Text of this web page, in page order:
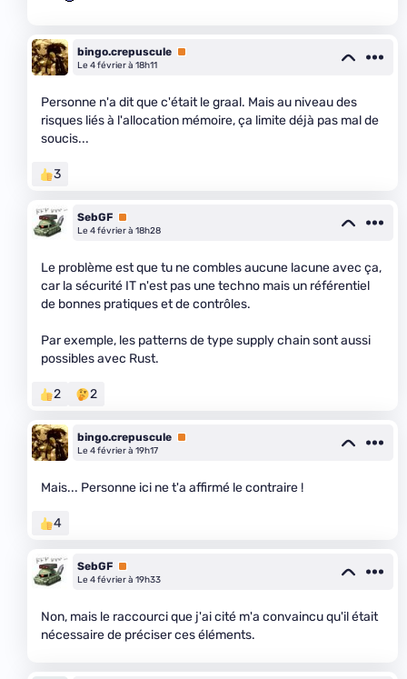
bingo.crepuscule Premium
Le 4 février à 18h11
Personne n'a dit que c'était le graal. Mais au niveau des
risques liés à l'allocation mémoire, ça limite déjà pas mal de
soucis...
3
SebGF Premium
Le 4 février à 18h28
Le problème est que tu ne combles aucune lacune avec ça,
car la sécurité IT n'est pas une techno mais un référentiel
de bonnes pratiques et de contrôles.
Par exemple, les patterns de type supply chain sont aussi
possibles avec Rust.
2 2
bingo.crepuscule Premium
Le 4 février à 19h17
Mais... Personne ici ne t'a affirmé le contraire !
4
SebGF Premium
Le 4 février à 19h33
Non, mais le raccourci que j'ai cité m'a convaincu qu'il était
nécessaire de préciser ces éléments.